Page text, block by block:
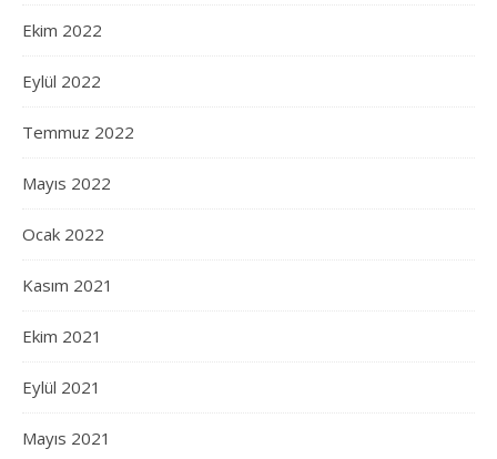
Ekim 2022
Eylül 2022
Temmuz 2022
Mayıs 2022
Ocak 2022
Kasım 2021
Ekim 2021
Eylül 2021
Mayıs 2021